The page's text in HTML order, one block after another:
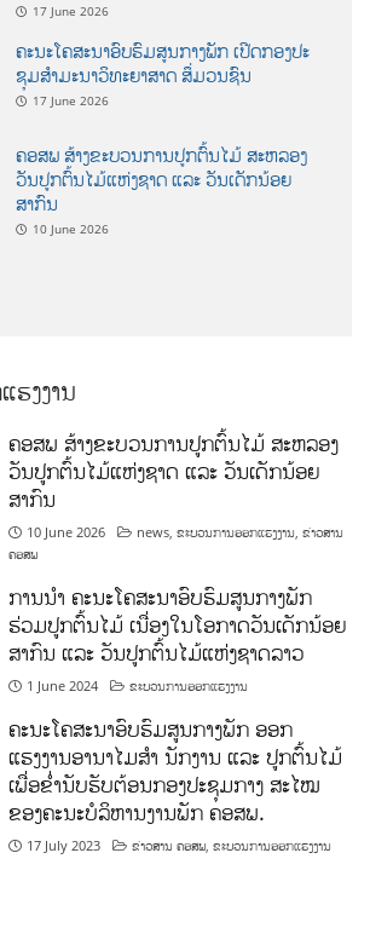
17 June 2026
ຄະນະໂຄສະນາອົບຮົມສູນກາງພັກ ເປີດກອງປະ
ຊຸມສຳມະນາວິທະຍາສາດ ສຶ່ມວນຊົນ
17 June 2026
ຄອສພ ສ້າງຂະບວນການປູກຕົ້ນໄມ້ ສະຫລອງ
ວັນປູກຕົ້ນໄມ້ແຫ່ງຊາດ ແລະ ວັນເດັກນ້ອຍ
ສາກົນ
10 June 2026
ຮງງານ
ຄອສພ ສ້າງຂະບວນການປູກຕົ້ນໄມ້ ສະຫລອງ
ວັນປູກຕົ້ນໄມ້ແຫ່ງຊາດ ແລະ ວັນເດັກນ້ອຍ
ສາກົນ
10 June 2026 news ,ຂະບວນການອອກແຮງງານ ,ຂ່າວສານ
ຄອສພ
ການນໍາ ຄະນະໂຄສະນາອົບຮົມສູນກາງພັກ
ຮ່ວມປູກຕົ້ນໄມ້ ເນື່ອງໃນໂອກາດວັນເດັກນ້ອຍ
ສາກົນ ແລະ ວັນປູກຕົ້ນໄມ້ແຫ່ງຊາດລາວ
1 June 2024 ຂະບວນການອອກແຮງງານ
ຄະນະໂຄສະນາອົບຮົມສູນກາງພັກ ອອກ
ແຮງງານອານາໄມສໍາ ນັກງານ ແລະ ປູກຕົ້ນໄມ້
ເພື່ອຂໍ່ານັບຮັບຕ້ອນກອງປະຊຸມກາງ ສະໄໝ
ຂອງຄະນະບໍລິຫານງານພັກ ຄອສພ.
17 July 2023 ຂ່າວສານ ຄອສພ ,ຂະບວນການອອກແຮງງານ